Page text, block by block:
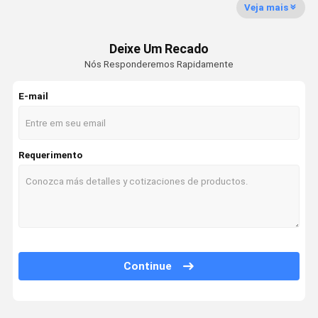
Aço revestido de cobre
Veja mais
Deixe Um Recado
Nós Responderemos Rapidamente
E-mail
Requerimento
Continue